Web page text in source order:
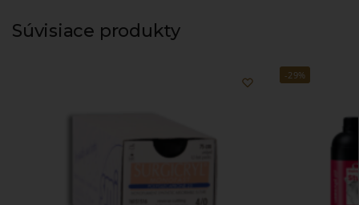
Súvisiace produkty
-29%